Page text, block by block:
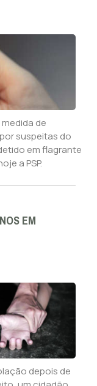
de
suspeitas do
em flagrante
a PSP.
EM
depois de